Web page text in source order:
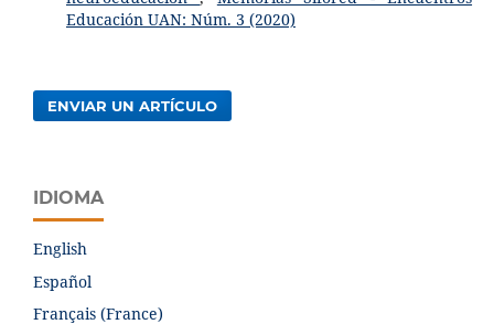
Educación UAN: Núm. 3 (2020)
ENVIAR UN ARTÍCULO
IDIOMA
English
Español
Français (France)